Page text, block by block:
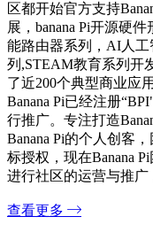
区都开始官方支持
展，banana Pi开源硬
能路由器系列，AI人
列,STEAM教育系列开
了近200个典型商业应
Banana Pi已经注册
行推广。专注打造
Banana Pi的个人创客
标授权，现在Banana
进行社区的运营与推广
查看更多